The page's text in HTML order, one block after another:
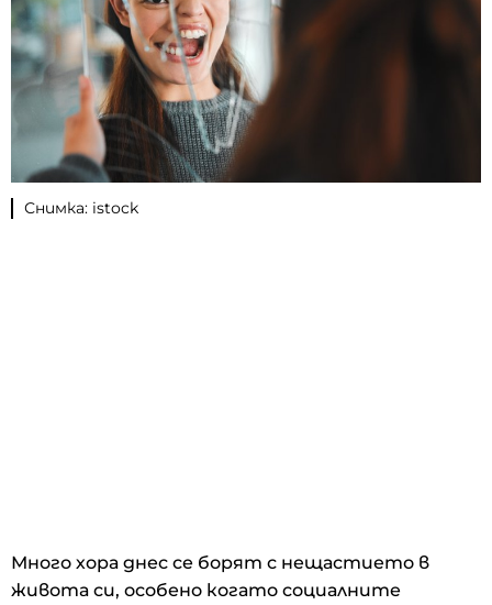
Снимка: istock
Много хора днес се борят с нещастието в
живота си, особено когато социалните